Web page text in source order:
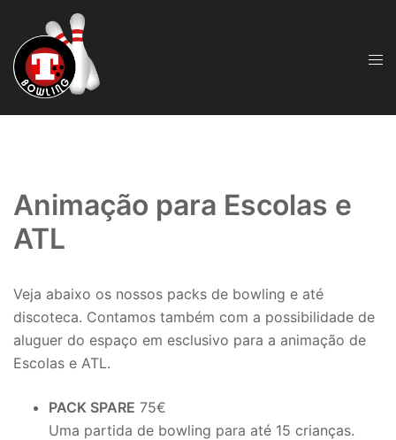
content
Animação para Escolas e
ATL
Veja abaixo os nossos packs de bowling e até
discoteca. Contamos também com a possibilidade de
aluguer do espaço em esclusivo para a animação de
Escolas e ATL.
PACK SPARE 75€
Uma partida de bowling para até 15 crianças.